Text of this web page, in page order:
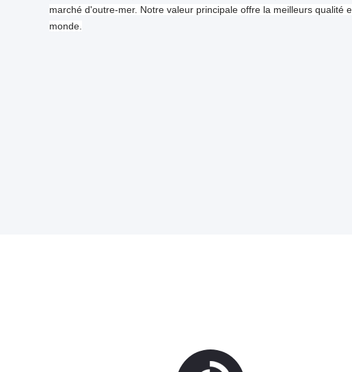
marché d'outre-mer. Notre valeur principale offre la meilleurs qualité
monde.